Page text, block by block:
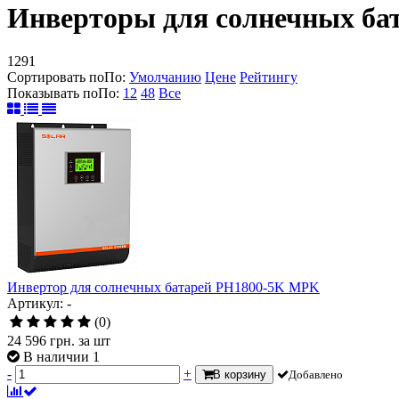
Инверторы для солнечных
1291
Сортировать поПо: Умолчанию Цене Рейтингу
Показывать поПо: 12 48 Все
Инвертор для солнечных батарей PH1800-5K MPK
Артикул: -
(0)
24 596 грн. за шт
В наличии 1
-
+ В корзину Добавлено